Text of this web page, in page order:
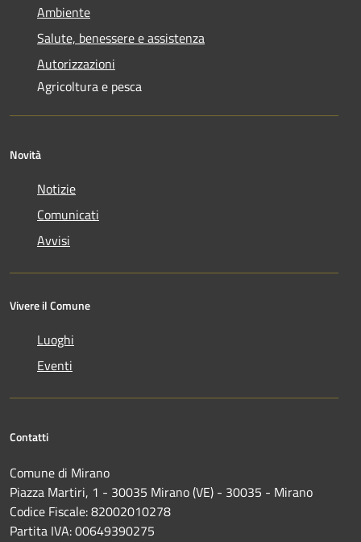
Ambiente
Salute, benessere e assistenza
Autorizzazioni
Agricoltura e pesca
Novità
Notizie
Comunicati
Avvisi
Vivere il Comune
Luoghi
Eventi
Contatti
Comune di Mirano
Piazza Martiri, 1 - 30035 Mirano (VE) - 30035 - Mirano
Codice Fiscale: 82002010278
Partita IVA: 00649390275